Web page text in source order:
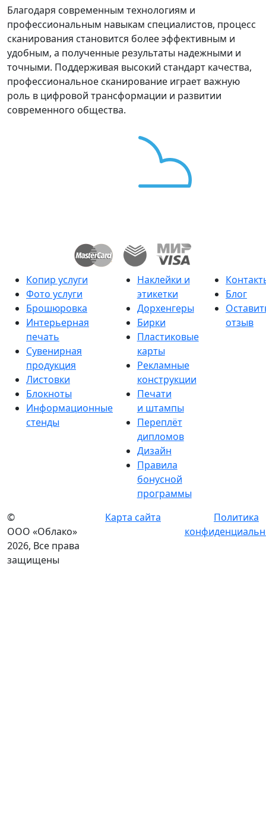
Благодаря современным технологиям и
профессиональным навыкам специалистов, процесс
сканирования становится более эффективным и
удобным, а полученные результаты надежными и
точными. Поддерживая высокий стандарт качества,
профессиональное сканирование играет важную
роль в цифровой трансформации и развитии
современного общества.
Копир услуги
Фото услуги
Брошюровка
Интерьерная
печать
Сувенирная
продукция
Листовки
Блокноты
Информационные
стенды
Наклейки и
этикетки
Дорхенгеры
Бирки
Пластиковые
карты
Рекламные
конструкции
Печати
и штампы
Переплёт
дипломов
Дизайн
Правила
бонусной
программы
Блог
отзыв
©
ООО «Облако»
2026, Все права
защищены
Карта сайта
Политика